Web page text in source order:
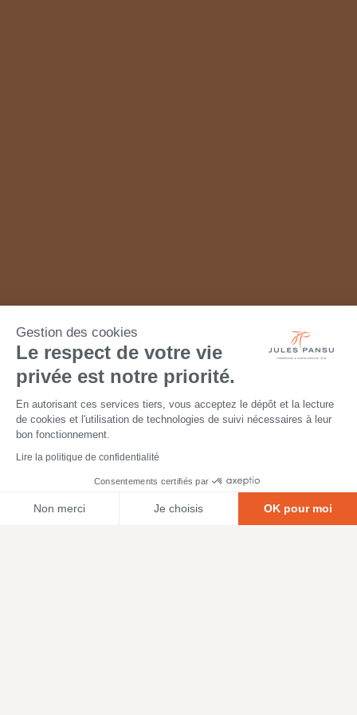
Gestion des cookies
Le respect de votre vie
privée est notre priorité.
En autorisant ces services tiers, vous acceptez le dépôt et la lecture
de cookies et l'utilisation de technologies de suivi nécessaires à leur
bon fonctionnement.
Lire la politique de confidentialité
Consentements certifiés par
Non merci Je choisis OK pour moi